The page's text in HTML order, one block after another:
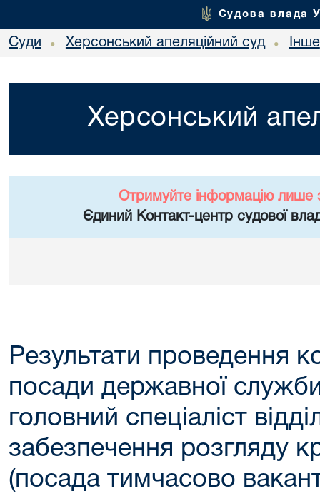
Судова влада
Суди • Херсонський апеляційний суд • Інше
Херсонський
Отримуйте інформацію лише
Єдиний Контакт-центр судової
Результати проведення
посади державної служби
головний спеціаліст
забезпечення розгляду
(посада тимчасово